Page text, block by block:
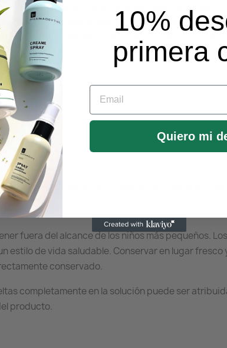
a base de Extracto de semillas de Pomelo
La Uña de gato apoya las defensas naturales
de las células frente al daño oxidativo y a la
un vaso de agua, dos veces al día (mañana y
fuera del alcance de los niños más pequeños.
estilo de vida saludable. Conservar en lugar fresco
conservado.
completamente en la solución puede ser
producto.
10%
primera
Email
Quiero mi